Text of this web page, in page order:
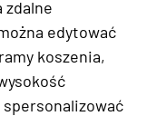
zdalne
edytować
koszenia,